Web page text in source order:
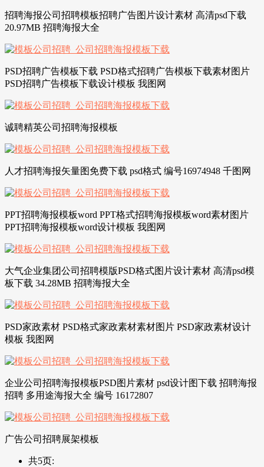
招聘海报公司招聘模板招聘广告图片设计素材 高清psd下载
20.97MB 招聘海报大全
PSD招聘广告模板下载 PSD格式招聘广告模板下载素材图片
PSD招聘广告模板下载设计模板 我图网
诚聘精英公司招聘海报模板
人才招聘海报矢量图免费下载 psd格式 编号16974948 千图网
PPT招聘海报模板word PPT格式招聘海报模板word素材图片
PPT招聘海报模板word设计模板 我图网
大气企业集团公司招聘模版PSD格式图片设计素材 高清psd模
板下载 34.28MB 招聘海报大全
PSD家政素材 PSD格式家政素材素材图片 PSD家政素材设计
模板 我图网
企业公司招聘海报模板PSD图片素材 psd设计图下载 招聘海报
招聘 多用途海报大全 编号 16172807
广告公司招聘展架模板
共5页: